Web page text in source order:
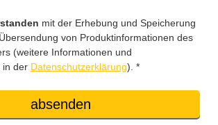
mit der Erhebung und Speicherung
von Produktinformationen des
(weitere Informationen und
in der Datenschutzerklärung). *
absenden